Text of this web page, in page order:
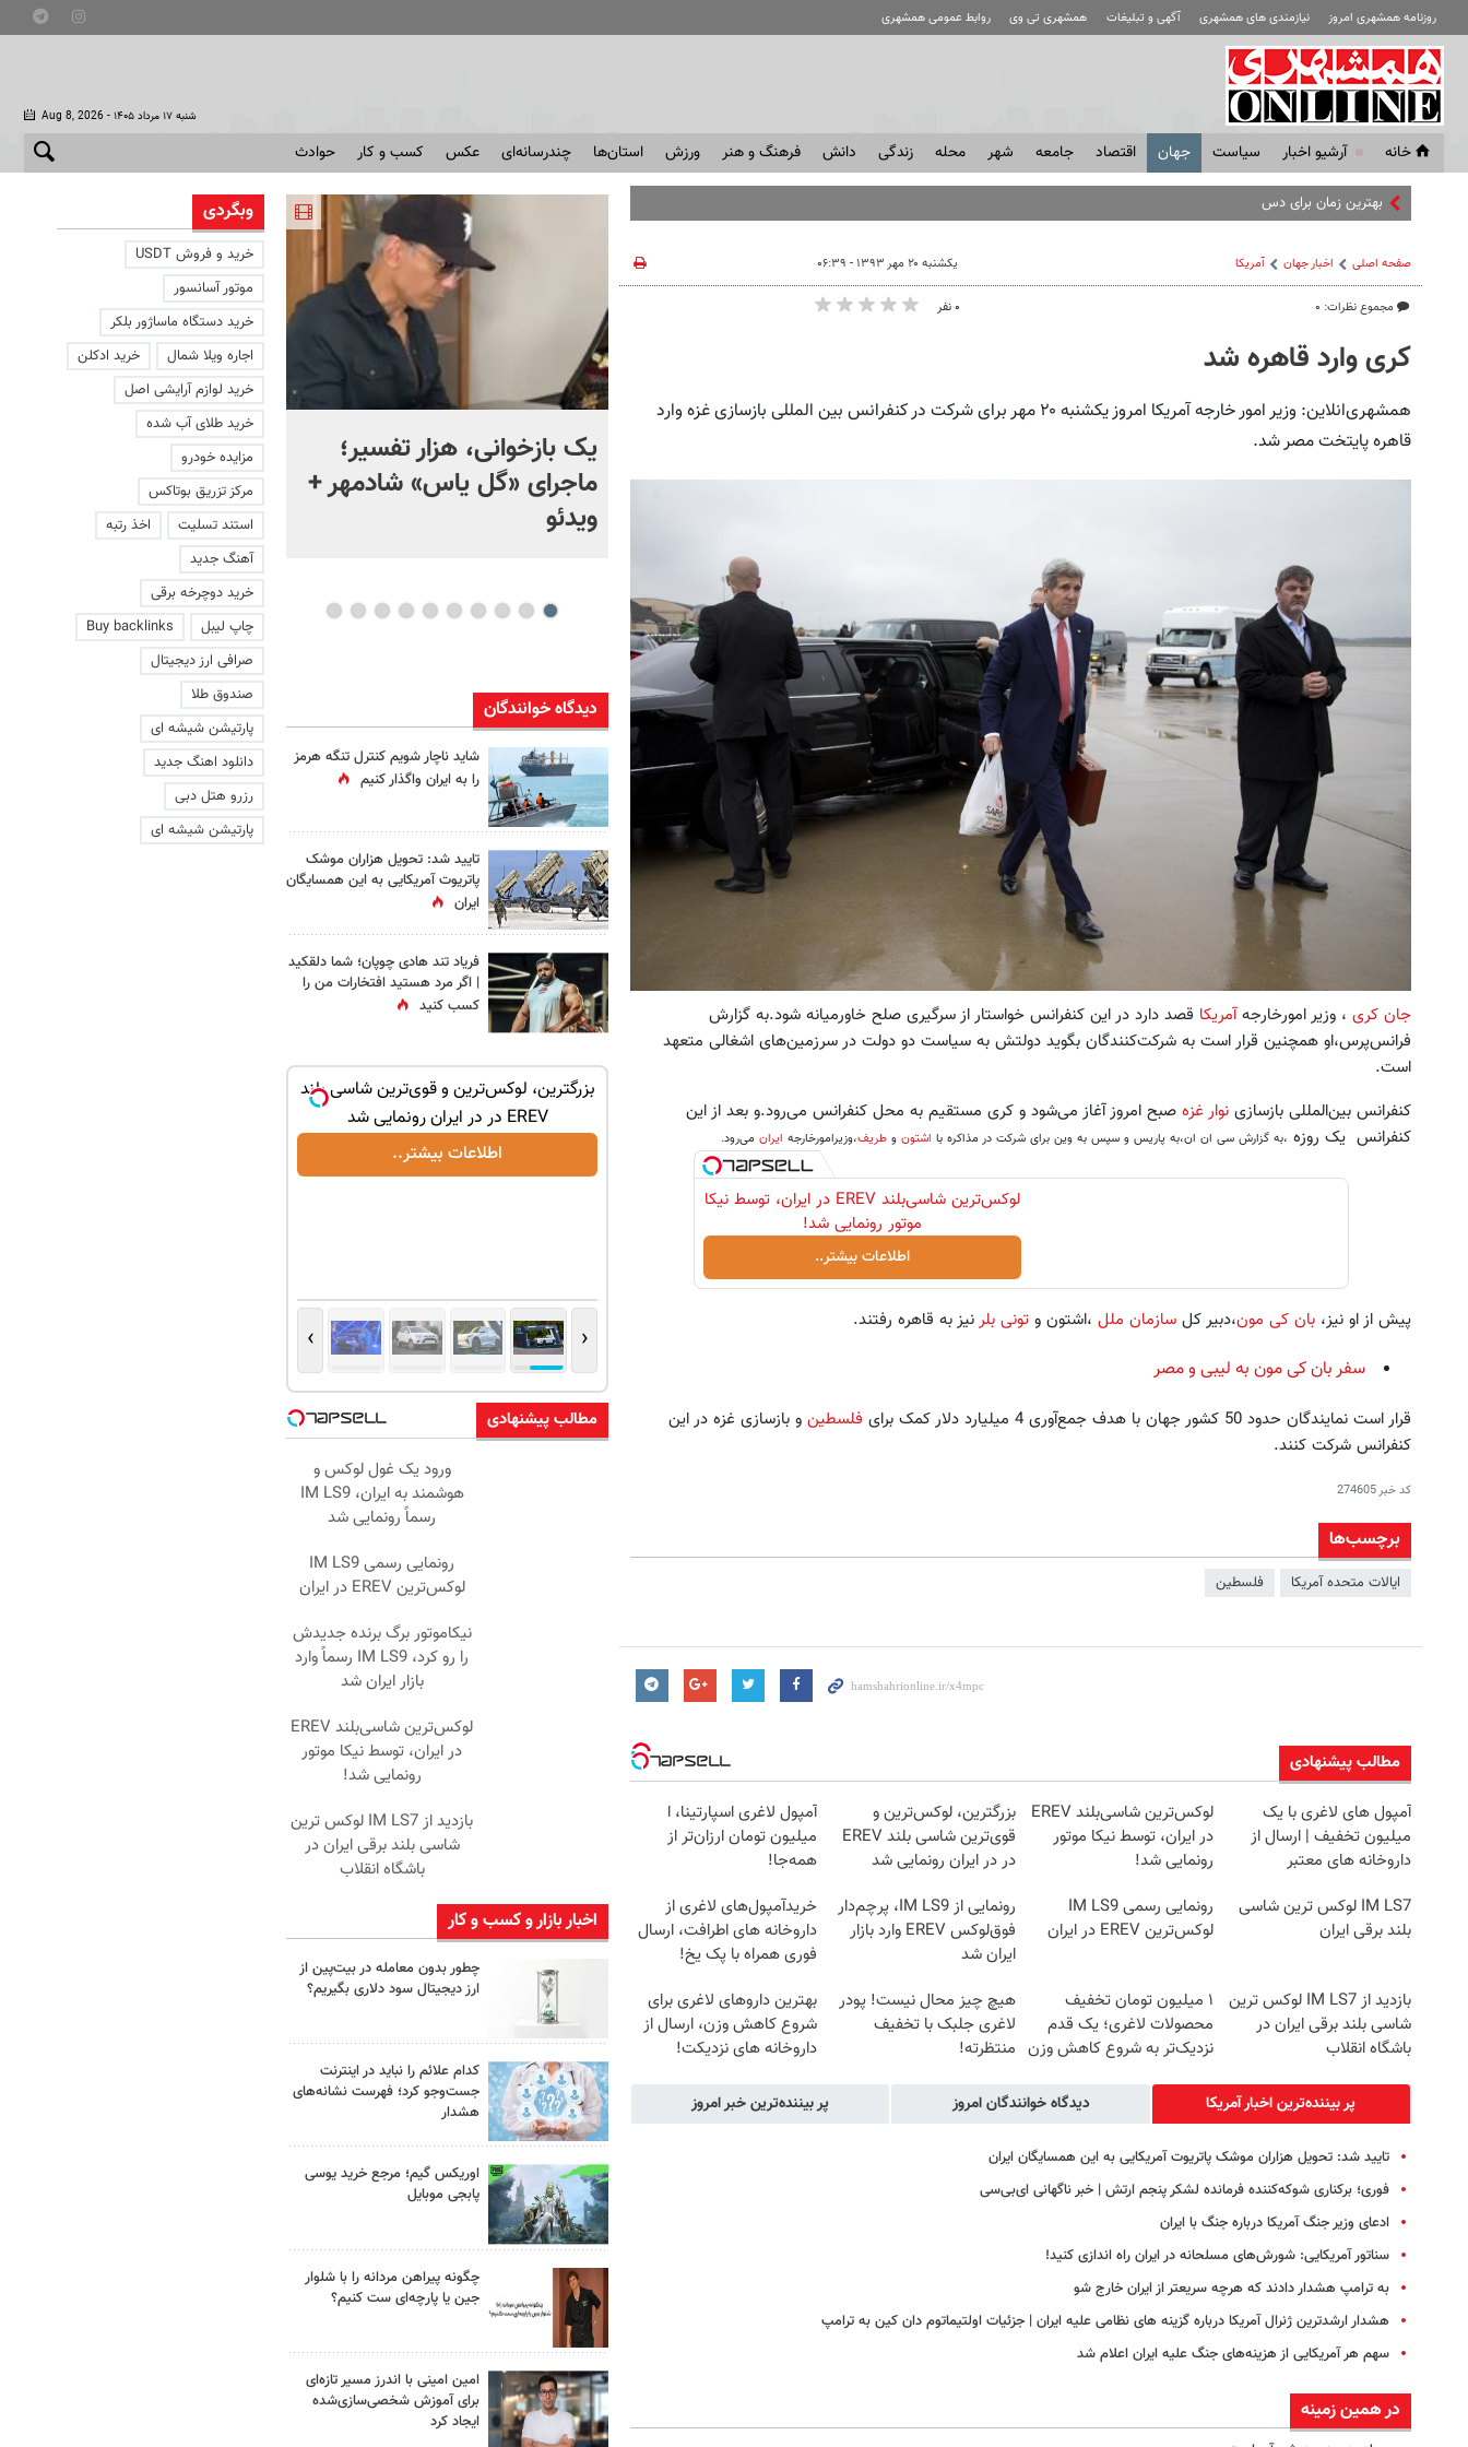
روزنامه همشهری امروز نیازمندی های همشهری آگهی و تبلیغات همشهری تی وی روابط عمومی همشهری
Aug 8, 2026 - شنبه ۱۷ مرداد ۱۴۰۵
خانه آرشیو اخبار سياست جهان اقتصاد جامعه شهر محله زندگی دانش فرهنگ و هنر ورزش استان‌ها چندرسانه‌ای عکس کسب و کار حوادث
بهترین زمان برای دستیابی به توافق شرای
صفحه اصلی اخبار جهان آمریکا
مجموع نظرات: ۰
یکشنبه ۲۰ مهر ۱۳۹۳ - ۰۶:۳۹
۰ نفر
کری وارد قاهره شد
همشهری‌انلاین: وزیر امور خارجه آمریکا امروز یکشنبه ۲۰ مهر برای شرکت در کنفرانس بین المللی بازسازی غزه وارد
قاهره پایتخت مصر شد.
جان کری ، وزیر امورخارجهآمریکا قصد دارد در این کنفرانس خواستار از سرگیری صلح خاورمیانه شود.به گزارش
فرانس‌پرس،او همچنین قرار است به شرکت‌کنندگان بگوید دولتش به سیاست دو دولت در سرزمین‌های اشغالی متعهد
است.
کنفرانس بین‌المللی بازسازی نوار غزه صبح امروز آغاز می‌شود و کری مستقیم به محل کنفرانس می‌رود.و بعد از این
کنفرانس یک روزه ،به گزارش سی ان ان،به پاریس و سپس به وین برای شرکت در مذاکره با اشتون و طریف،وزیرامورخارجه ایران می‌رود.
لوکس‌ترین شاسی‌بلند EREV در ایران، توسط نیکا
موتور رونمایی شد!
اطلاعات بیشتر..
پیش از او نیز، بان کی مون،دبیر کل سازمان ملل ،اشتون و تونی بلرنیز به قاهره رفتند.
سفر بان کی مون به لیبی و مصر
قرار است نمایندگان حدود 50 کشور جهان با هدف جمع‌آوری 4 میلیارد دلار کمک برای فلسطین و بازسازی غزه در این
کنفرانس شرکت کنند.
کد خبر274605
برچسب‌ها
ایالات متحده آمریکا فلسطین
مطالب پیشنهادی
آمپول های لاغری با یک
میلیون تخفیف | ارسال از
داروخانه های معتبر
لوکس‌ترین شاسی‌بلند EREV
در ایران، توسط نیکا موتور
رونمایی شد!
بزرگترین، لوکس‌ترین و
قوی‌ترین شاسی بلند EREV
در در ایران رونمایی شد
آمپول لاغری اسپارتینا، ا
میلیون تومان ارزان‌تر از
همه‌جا!
IM LS7 لوکس ترین شاسی
بلند برقی ایران
رونمایی رسمی IM LS9
لوکس‌ترین EREV در ایران
رونمایی از IM LS9، پرچم‌دار
فوق‌لوکس EREV وارد بازار
ایران شد
خریدآمپول‌های لاغری از
داروخانه های اطرافت، ارسال
فوری همراه با پک یخ!
بازدید از IM LS7 لوکس ترین
شاسی بلند برقی ایران در
باشگاه انقلاب
۱ میلیون تومان تخفیف
محصولات لاغری؛ یک قدم
نزدیک‌تر به شروع کاهش وزن
هیچ چیز محال نیست! پودر
لاغری جلبک با تخفیف
منتظرته!
بهترین داروهای لاغری برای
شروع کاهش وزن، ارسال از
داروخانه های نزدیکت!
پر بیننده‌ترین اخبار آمریکا دیدگاه خوانندگان امروز پر بیننده‌ترین خبر امروز
تایید شد: تحویل هزاران موشک پاتریوت آمریکایی به این همسایگان ایران
فوری؛ برکناری شوکه‌کننده فرمانده لشکر پنجم ارتش | خبر ناگهانی ای‌بی‌سی
ادعای وزیر جنگ آمریکا درباره جنگ با ایران
سناتور آمریکایی: شورش‌های مسلحانه در ایران راه اندازی کنید!
به ترامپ هشدار دادند که هرچه سریعتر از ایران خارج شو
هشدار ارشدترین ژنرال آمریکا درباره گزینه های نظامی علیه ایران | جزئیات اولتیماتوم دان کین به ترامپ
سهم هر آمریکایی از هزینه‌های جنگ علیه ایران اعلام شد
در همین زمینه
هادسون: موشک‌های
راهبردی آمریکا شد
یک بازخوانی، هزار تفسیر؛
ماجرای «گل یاس» شادمهر +
ویدئو
ماجرای کنار گذاشتن سلاح
حماس چیست؟ + ویدئو
دیدگاه خوانندگان
شاید ناچار شویم کنترل تنگه هرمز
را به ایران واگذار کنیم
تایید شد: تحویل هزاران موشک
پاتریوت آمریکایی به این همسایگان
ایران
فریاد تند هادی چوپان؛‌ شما دلقکید
| اگر مرد هستید افتخارات من را
کسب کنید
ثبت درخواست
برقی ایران در باشگاه انقلاب
ثبت درخواست
بهترین قیمت بفروش!
ثبت درخواست
بزرگترین، لوکس‌ترین و قوی‌ترین شاسی بلند
EREV در در ایران رونمایی شد
اطلاعات بیشتر..
‹
›
مطالب پیشنهادی
ورود یک غول لوکس و
هوشمند به ایران، IM LS9
رسماً رونمایی شد
رونمایی رسمی IM LS9
لوکس‌ترین EREV در ایران
نیکاموتور برگ برنده جدیدش
را رو کرد، IM LS9 رسماً وارد
بازار ایران شد
لوکس‌ترین شاسی‌بلند EREV
در ایران، توسط نیکا موتور
رونمایی شد!
بازدید از IM LS7 لوکس ترین
شاسی بلند برقی ایران در
باشگاه انقلاب
اخبار بازار و کسب و کار
چطور بدون معامله در بیت‌پین از
ارز دیجیتال سود دلاری بگیریم؟
کدام علائم را نباید در اینترنت
جست‌وجو کرد؛ فهرست نشانه‌های
هشدار
اوریکس گیم؛ مرجع خرید یوسی
پابجی موبایل
چگونه پیراهن مردانه را با شلوار
جین یا پارچه‌ای ست کنیم؟
امین امینی با اندرز مسیر تازه‌ای
برای آموزش شخصی‌سازی‌شده
ایجاد کرد
وبگردی
خرید و فروش USDT
موتور آسانسور
خرید دستگاه ماساژور بلکر
اجاره ویلا شمال
خرید ادکلن
خرید لوازم آرایشی اصل
خرید طلای آب شده
مزایده خودرو
مرکز تزریق بوتاکس
استند تسلیت
اخذ رتبه
آهنگ جدید
خرید دوچرخه برقی
چاپ لیبل
Buy backlinks
صرافی ارز دیجیتال
صندوق طلا
پارتیشن شیشه ای
دانلود اهنگ جدید
رزرو هتل دبی
پارتیشن شیشه ای